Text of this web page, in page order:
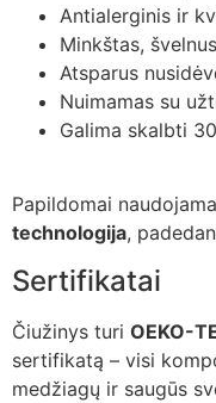
Antialerginis ir
Minkštas,
Atsparus
Nuimamas su
Galima skalbti
Papildomai naudojama
technologija,
Sertifikatai
Čiužinys turi OEKO-
sertifikatą – visi
medžiagų ir saugūs